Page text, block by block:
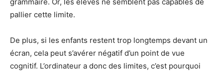
pallier cette limite.
De plus, si les enfants restent trop longtemps devant un
écran, cela peut s’avérer négatif d’un point de vue
cognitif. L’ordinateur a donc des limites, c’est pourquoi